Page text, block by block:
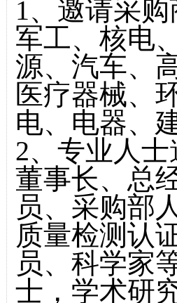
1、邀请采
军工、核电
源、汽车、
医疗器械、
电、电器、
2、专业人
董事长、总
员、采购部
质量检测认
员、科学家
士，学术研